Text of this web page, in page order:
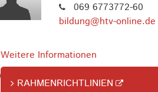
069 6773772-60
bildung@htv-online.de
Weitere Informationen
RAHMENRICHTLINIEN